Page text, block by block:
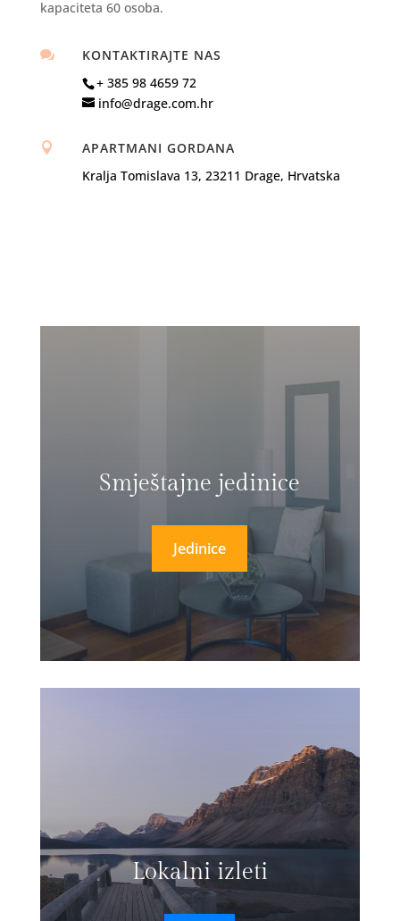
kapaciteta 60 osoba.

KONTAKTIRAJTE NAS
+ 385 98 4659 72
info@drage.com.hr

APARTMANI GORDANA
Kralja Tomislava 13, 23211 Drage, Hrvatska
Smještajne jedinice
Jedinice
Lokalni izleti